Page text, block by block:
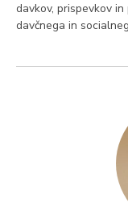
davkov, prispevkov
davčnega in